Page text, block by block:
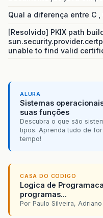
Qual a diferença entre C ,
[Resolvido] PKIX path
unable to find valid
ALURA
Sistemas
suas funções
Descubra o que são
tipos. Aprenda tudo de
tempo!
CASA DO CODIGO
Logica de
programas...
Por Paulo Silveira,